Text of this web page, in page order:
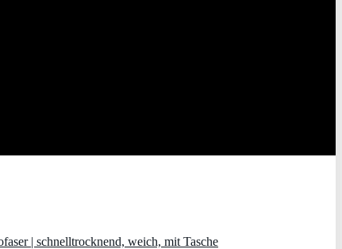
| schnelltrocknend, weich, mit Tasche